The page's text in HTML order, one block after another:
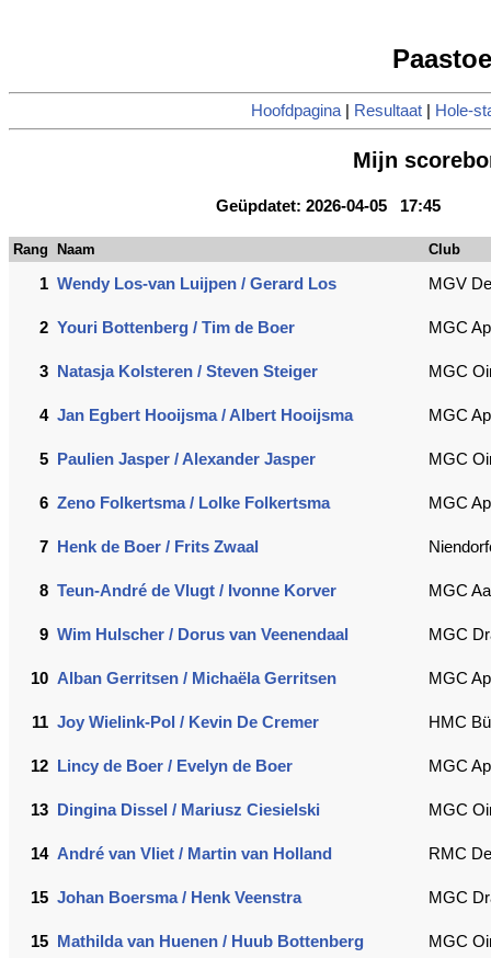
Hoofdpagina| Resultaat Hole-
Mijn
Geüpdatet: 2026-04-05 17:45
Rang Naam Club
1 Wendy Los-van Luijpen / Gerard Los MGV
2 Youri Bottenberg / Tim de Boer MGC
3 Natasja Kolsteren / Steven Steiger MGC
4 Jan Egbert Hooijsma / Albert Hooijsma MGC
5 Paulien Jasper / Alexander Jasper MGC
6 Zeno Folkertsma / Lolke Folkertsma MGC
7 Henk de Boer / Frits Zwaal
8 Teun-André de Vlugt / Ivonne Korver MGC
9 Wim Hulscher / Dorus van Veenendaal MGC
10 Alban Gerritsen / Michaëla Gerritsen MGC
11 Joy Wielink-Pol / Kevin De Cremer HMC
12 Lincy de Boer / Evelyn de Boer MGC
13 Dingina Dissel / Mariusz Ciesielski MGC
14 André van Vliet / Martin van Holland RMC
15 Johan Boersma / Henk Veenstra MGC
15 Mathilda van Huenen / Huub Bottenberg MGC